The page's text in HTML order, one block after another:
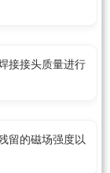
接接头质量进行
留的磁场强度以